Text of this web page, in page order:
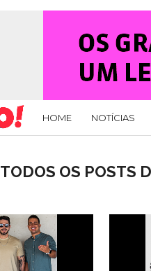
HOME NOTÍCIAS
TODOS OS POSTS